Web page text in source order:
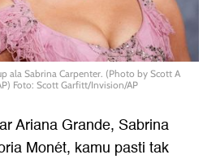
ala Sabrina Carpenter. (Photo by Scott A
Foto: Scott Garfitt/Invision/AP
Ariana Grande, Sabrina
Monét, kamu pasti tak